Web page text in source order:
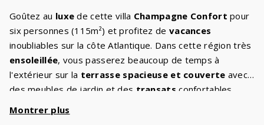
Goûtez au luxe de cette villa Champagne Confort pour
six personnes (115m²) et profitez de vacances
inoubliables sur la côte Atlantique. Dans cette région très
ensoleillée, vous passerez beaucoup de temps à
l'extérieur sur la terrasse spacieuse et couverte avec
des meubles de jardin et des transats confortables.
jardinoù les enfants peuvent jouer. Le salon spacieux
Montrer plus